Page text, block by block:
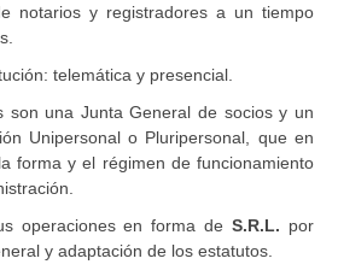
notarios y registradores a un tiempo
telemática y presencial.
son una Junta General de socios y un
Unipersonal o Pluripersonal, que en
forma y el régimen de funcionamiento
operaciones en forma deS.R.L. por
y adaptación de los estatutos.